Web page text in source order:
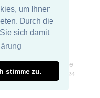
um Ihnen
Durch die
sich damit
stimme zu.
aber mit einem
den Artikel
keine Haftung für die
Seite. DDDEasy 2024